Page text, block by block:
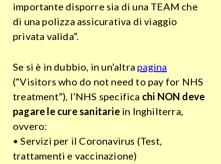
importante disporre sia di una TEAM che
di una polizza assicurativa di viaggio
privata valida”.
Se si è in dubbio, in un’altra pagina
(“Visitors who do not need to pay for NHS
treatment”), l’NHS specifica chi NON deve
pagare le cure sanitariein Inghilterra,
ovvero:
• Servizi per il Coronavirus (Test,
trattamenti e vaccinazione)